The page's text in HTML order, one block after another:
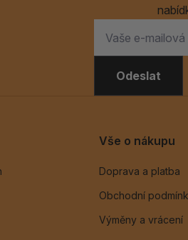
Odeslat
Vše o nákupu
Doprava a platba
Obchodní
Výměny a vrácení